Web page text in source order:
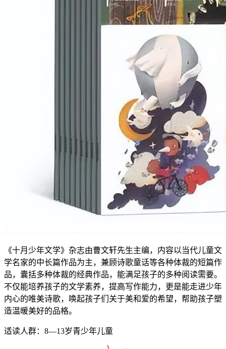
《十月少年文学》杂志由曹文轩先生主编，内容以当代儿童文
学名家的中长篇作品为主，兼顾诗歌童话等各种体裁的短篇作
品，囊括多种体裁的经典作品，能满足孩子的多种阅读需要。
不仅能培养孩子的文学素养，提高写作能力，更是能走进少年
内心的唯美诗歌，唤起孩子们关于美和爱的希望，帮助孩子塑
造温暖美好的品格。
适读人群：8—13岁青少年儿童